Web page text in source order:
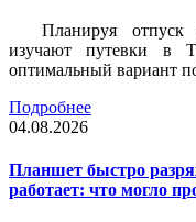
Планируя
изучают путевки в
оптимальный вариант
Подробнее
04.08.2026
Планшет быстро
работает: что могло